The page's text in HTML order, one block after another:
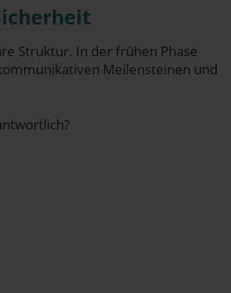
Struk­tur. In der frü­hen Pha­se
Mei­len­stei­nen und